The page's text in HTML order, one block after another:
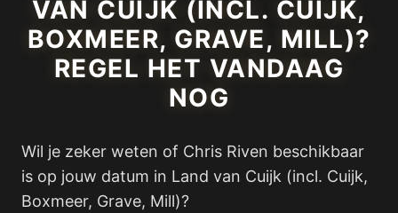
VAN CUIJK (INCL. CUIJK,
BOXMEER, GRAVE, MILL)?
REGEL HET VANDAAG
NOG
Wil je zeker weten of Chris Riven beschikbaar
is op jouw datum in Land van Cuijk (incl. Cuijk,
Boxmeer, Grave, Mill)?